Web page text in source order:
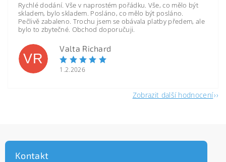
Rychlé dodání. Vše v naprostém pořádku. Vše, co mělo být
skladem, bylo skladem. Posláno, co mělo být posláno.
Pečlivě zabaleno. Trochu jsem se obávala platby předem, ale
bylo to zbytečné. Obchod doporučuji.
VR
Valta Richard
1.2.2026
Zobrazit další hodnocení
Kontakt